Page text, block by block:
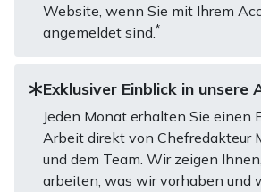
Website, wenn Sie mit Ihrem
angemeldet sind.*
Exklusiver Einblick in unsere
Jeden Monat erhalten Sie einen
Arbeit direkt von Chefredakteur
und dem Team. Wir zeigen
arbeiten, was wir vorhaben und